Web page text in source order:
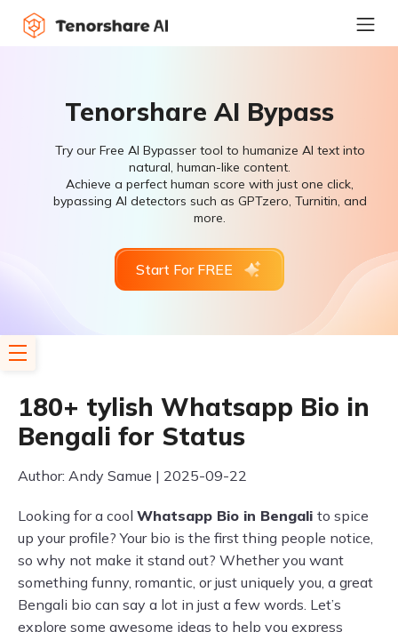
Tenorshare AI Bypass
Try our Free AI Bypasser tool to humanize AI text into
natural, human-like content.
Achieve a perfect human score with just one click,
bypassing AI detectors such as GPTzero, Turnitin, and
more.
Start For FREE
180+ tylish Whatsapp Bio in
Bengali for Status
Author: Andy Samue | 2025-09-22
Looking for a cool Whatsapp Bio in Bengali to spice
up your profile? Your bio is the first thing people notice,
so why not make it stand out? Whether you want
something funny, romantic, or just uniquely you, a great
Bengali bio can say a lot in just a few words. Let’s
explore some awesome ideas to help you express